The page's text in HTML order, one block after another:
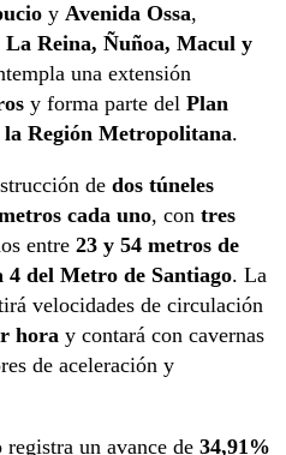
y Avenida Ossa,
La Reina, Ñuñoa, Macul y
una extensión
y forma parte del Plan
Región Metropolitana.
de dos túneles
cada uno, con tres
entre 23 y 54 metros de
4 del Metro de Santiago. La
velocidades de circulación
hora y contará con cavernas
de aceleración y
un avance de 34,91%